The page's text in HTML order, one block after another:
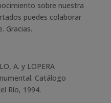
sobre nuestra
puedes colaborar
Gracias.
A. y LOPERA
Catálogo
Río, 1994.